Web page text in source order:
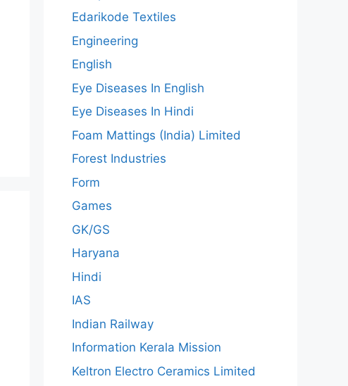
Edarikode Textiles
Engineering
English
Eye Diseases In English
Eye Diseases In Hindi
Foam Mattings (India) Limited
Forest Industries
Form
Games
GK/GS
Haryana
Hindi
IAS
Indian Railway
Information Kerala Mission
Keltron Electro Ceramics Limited